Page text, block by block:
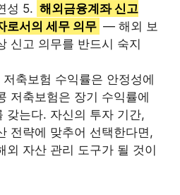
성 5. 해외금융계좌 신고
로서의 세무 의무 — 해외 보
신고 의무를 반드시 숙지
축보험 수익률은 안정성에
저축보험은 장기 수익률에
갖는다. 자신의 투자 기간,
전략에 맞추어 선택한다면,
외 자산 관리 도구가 될 것이